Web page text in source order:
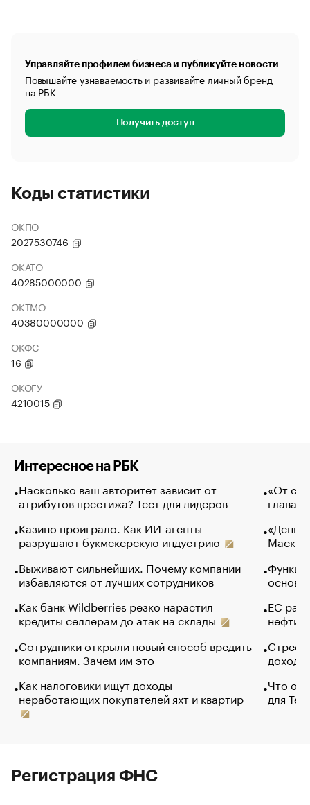
Управляйте профилем бизнеса и публикуйте новости
Повышайте узнаваемость и развивайте личный бренд
на РБК
Получить доступ
Коды статистики
ОКПО
2027530746
ОКАТО
40285000000
ОКТМО
40380000000
ОКФС
16
ОКОГУ
4210015
Интересное на РБК
Насколько ваш авторитет зависит от
атрибутов престижа? Тест для лидеров
Казино проиграло. Как ИИ-агенты
разрушают букмекерскую индустрию
Выживают сильнейших. Почему компании
избавляются от лучших сотрудников
Как банк Wildberries резко нарастил
кредиты селлерам до атак на склады
Сотрудники открыли новый способ вредить
компаниям. Зачем им это
Как налоговики ищут доходы
неработающих покупателей яхт и квартир
«От
глава
Маск в
основ
ЕС
нефти
Что
для
Регистрация ФНС